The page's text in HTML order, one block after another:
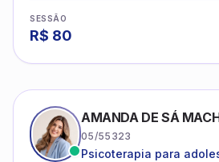
SESSÃO
R$ 80
AMANDA DE SÁ
05/55323
Psicoterapia para